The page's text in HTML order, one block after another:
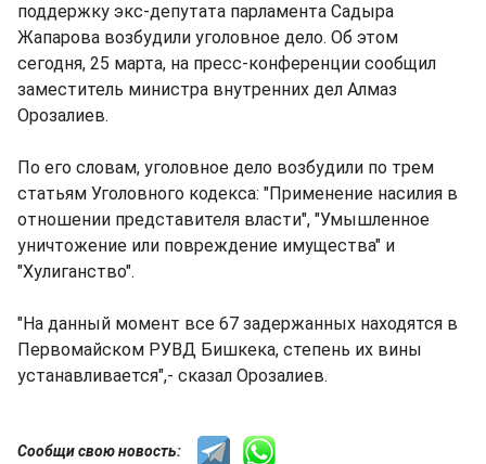
поддержку экс-депутата парламента Садыра
Жапарова возбудили уголовное дело. Об этом
сегодня, 25 марта, на пресс-конференции сообщил
заместитель министра внутренних дел Алмаз
Орозалиев.
По его словам, уголовное дело возбудили по трем
статьям Уголовного кодекса: "Применение насилия в
отношении представителя власти", "Умышленное
уничтожение или повреждение имущества" и
"Хулиганство".
"На данный момент все 67 задержанных находятся в
Первомайском РУВД Бишкека, степень их вины
устанавливается",- сказал Орозалиев.
Сообщи свою новость: